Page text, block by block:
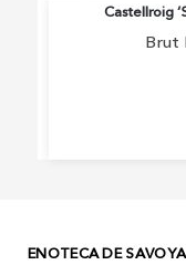
Castellroig
Brut
ENOTECA DE